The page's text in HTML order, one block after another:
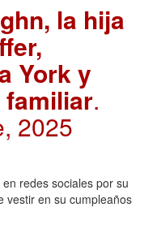
la hija
York y
familiar.
2025
redes sociales por su
vestir en su cumpleaños